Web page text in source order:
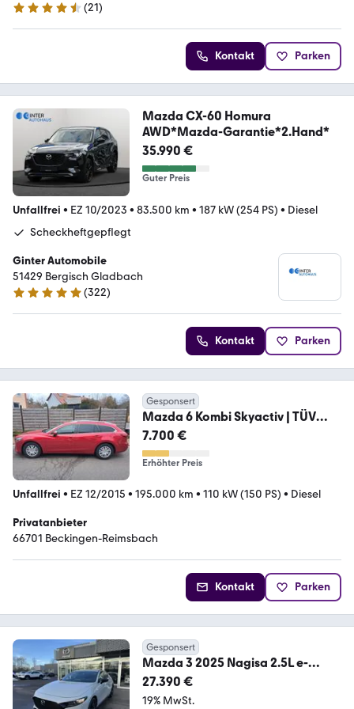
4.7 Sterne (21)
Kontakt Parken
Mazda CX-60 Homura
AWD*Mazda-Garantie*2.Hand*
35.990 €
Guter Preis
Unfallfrei • EZ 10/2023 • 83.500 km • 187 kW (254 PS) • Diesel
Scheckheftgepflegt
Ginter Automobile
51429 ­­­Bergisch Gladbach
4.9 Sterne
(322)
Kontakt Parken
Gesponsert
Mazda 6 Kombi Skyactiv | TÜV
10/27 | Scheckheft
7.700 €
Erhöhter Preis
Unfallfrei • EZ 12/2015 • 195.000 km • 110 kW (150 PS) • Diesel
Privatanbieter
66701 Beckingen-Reimsbach
Kontakt Parken
Gesponsert
Mazda 3 2025 Nagisa 2.5L e-
SKYACTIV 140ps 6AT FW
27.390 €
19% MwSt.